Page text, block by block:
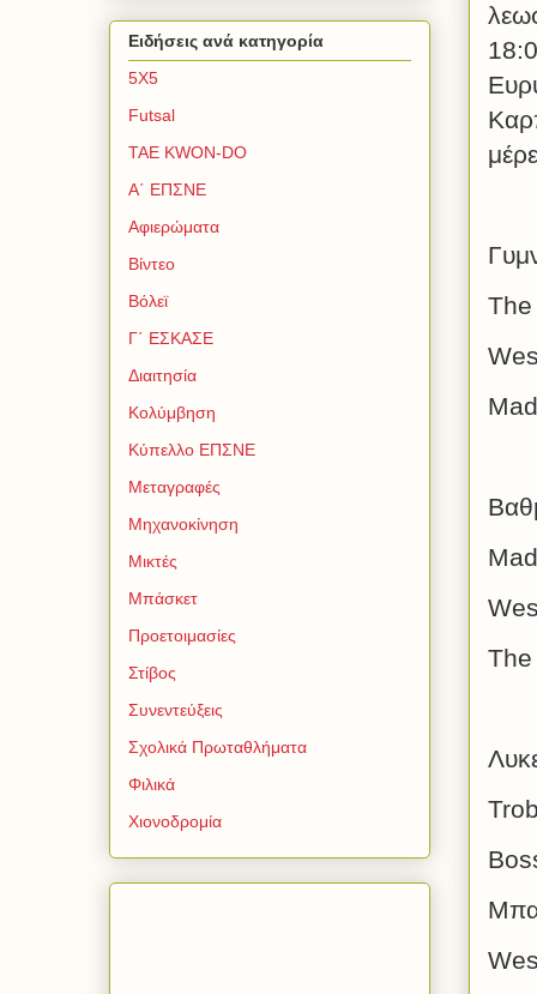
The
Ειδήσεις ανά κατηγορία
5Χ5
Futsal
TAE KWON-DO
Α΄ ΕΠΣΝΕ
Αφιερώματα
Βίντεο
Βόλεϊ
Γ΄ ΕΣΚΑΣΕ
Διαιτησία
Κολύμβηση
Κύπελλο ΕΠΣΝΕ
Μεταγραφές
Μηχανοκίνηση
Μικτές
Μπάσκετ
Προετοιμασίες
Στίβος
Συνεντεύξεις
Σχολικά Πρωταθλήματα
Φιλικά
Χιονοδρομία